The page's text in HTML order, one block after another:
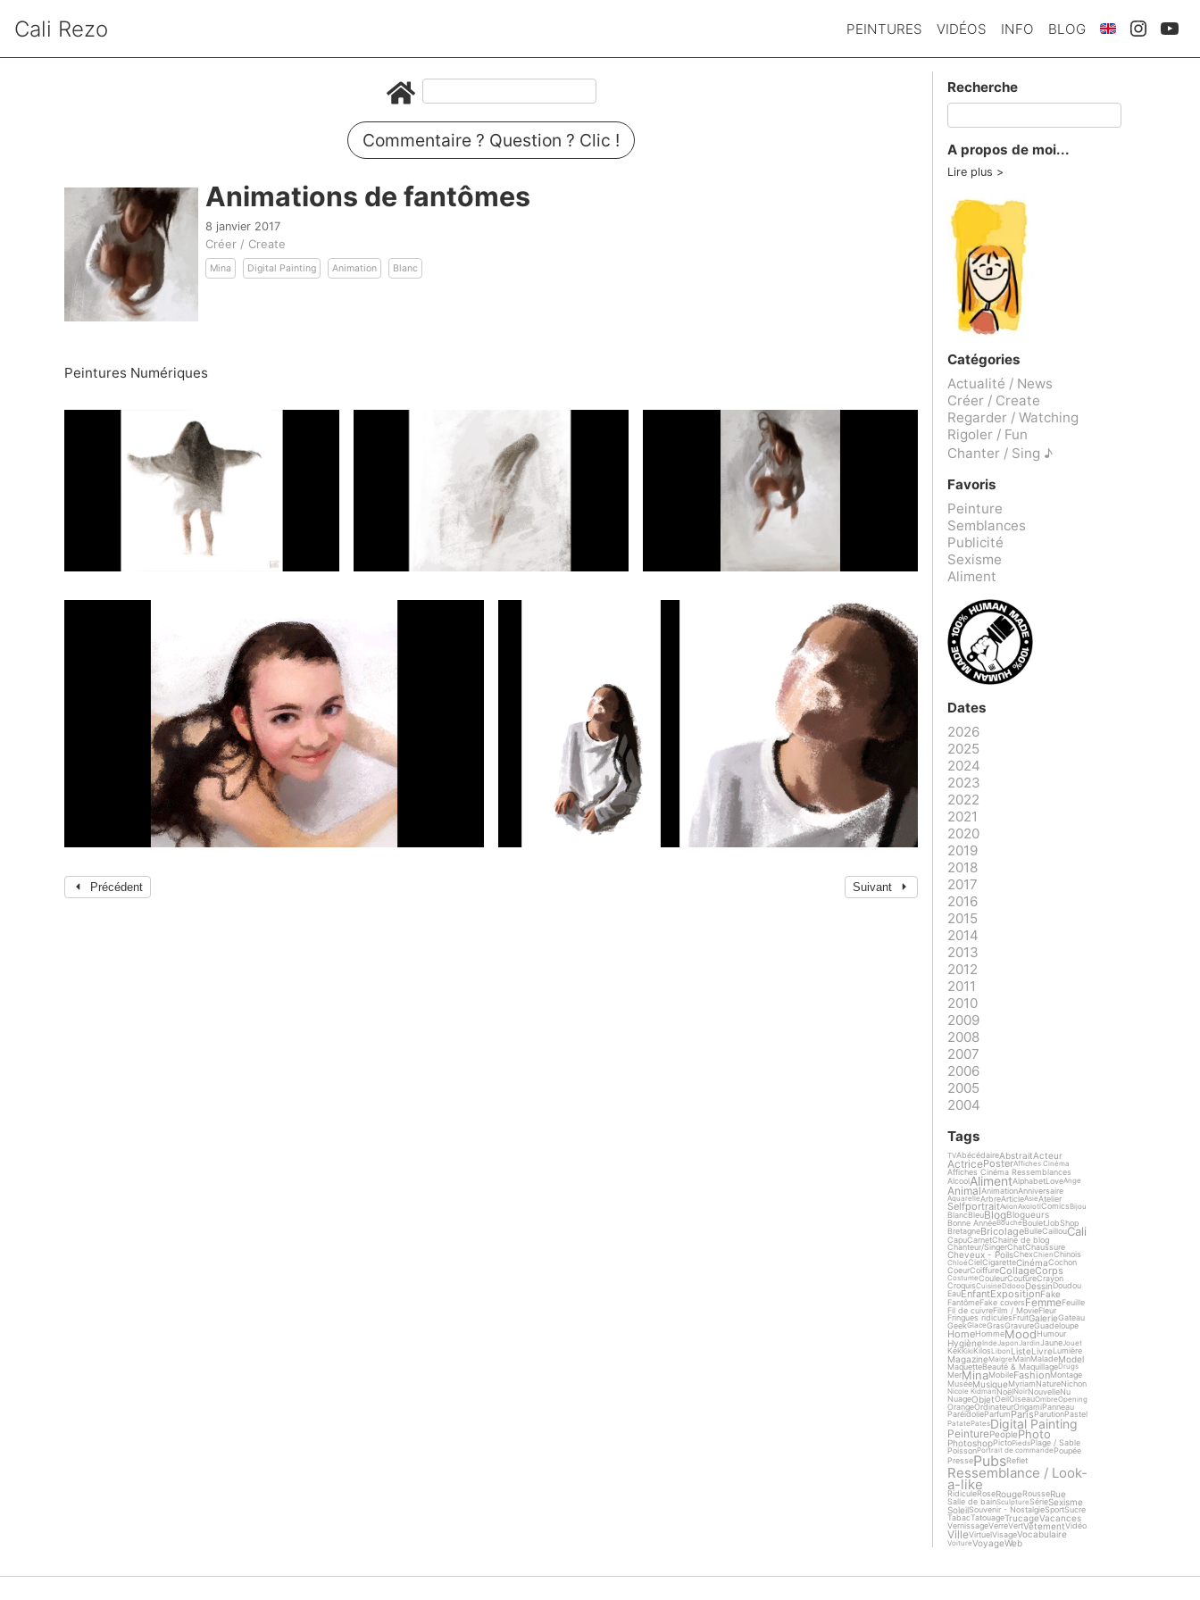
Cali Rezo PEINTURES VIDÉOS INFO BLOG
Commentaire ? Question ? Clic !
Animations de fantômes
8 janvier 2017
Créer / Create
Mina Digital Painting Animation Blanc
Peintures Numériques
Précédent Suivant
Recherche
A propos de moi...
Lire plus
Catégories
Actualité / News
Créer / Create
Regarder / Watching
Rigoler / Fun
Chanter / Sing ♪
Favoris
Peinture
Semblances
Publicité
Sexisme
Aliment
Dates
2026
2025
2024
2023
2022
2021
2020
2019
2018
2017
2016
2015
2014
2013
2012
2011
2010
2009
2008
2007
2006
2005
2004
Tags
TVAbécédaireAbstraitActeur
ActricePosterAffiches Cinéma
Affiches Cinéma Ressemblances
AlcoolAlimentAlphabetLoveAnge
AnimalAnimationAnniversaire
AquarelleArbreArticleAsieAtelier
SelfportraitAvionAxolotlComicsBijou
BlancBleuBlogBlogueurs
Bonne AnnéeBoucheBouletJobShop
BretagneBricolageBulleCaillouCali
CapuCarnetChaine de blog
Chanteur/SingerChatChaussure
Cheveux - PoilsChexChienChinois
ChloéCielCigaretteCinémaCochon
CoeurCoiffureCollageCorps
CostumeCouleurCoutureCrayon
CroquisCuisineDdoooDessinDoudou
EauEnfantExpositionFake
FantômeFake coversFemmeFeuille
Fil de cuivreFilm / MovieFleur
Fringues ridiculesFruitGalerieGateau
GeekGlaceGrasGravureGuadeloupe
HomeHommeMoodHumour
HygièneInde Japon JardinJaune Jouet
KekKikiKilosLibon ListeLivreLumière
MagazineMaigre MainMaladeModel
MaquetteBeauté & MaquillageDrugs
MerMinaMobileFashionMontage
MuséeMusiqueMyriamNatureNichon
Nicole KidmanNoëlNoirNouvelleNu
NuageObjetOeilOiseauOmbreOpening
OrangeOrdinateurOrigamiPanneau
ParéidolieParfumParisParutionPastel
PatatePatesDigital Painting
PeinturePeoplePhoto
PhotoshopPictoPiedsPlage / Sable
PoissonPortrait de commande Poupée
PressePubsReflet
Ressemblance / Look-
a-like
RidiculeRoseRougeRousseRue
Salle de bainSculptureSérieSexisme
SoleilSouvenir - NostalgieSportSucre
TabacTatouageTrucageVacances
VernissageVerreVertVêtementVidéo
VilleVirtuelVisageVocabulaire
VoitureVoyageWeb